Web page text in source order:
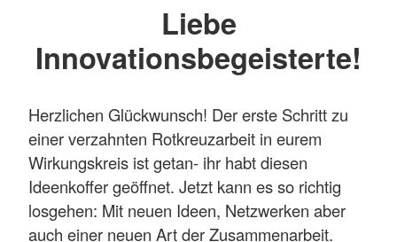
Liebe
Innovationsbegeisterte!
Herzlichen Glückwunsch! Der erste Schritt zu
einer verzahnten Rotkreuzarbeit in eurem
Wirkungskreis ist getan- ihr habt diesen
Ideenkoffer geöffnet. Jetzt kann es so richtig
losgehen: Mit neuen Ideen, Netzwerken aber
auch einer neuen Art der Zusammenarbeit.